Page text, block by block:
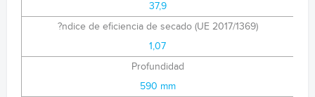
37,9
?ndice de eficiencia de secado (UE 2017/1369)
1,07
Profundidad
590 mm